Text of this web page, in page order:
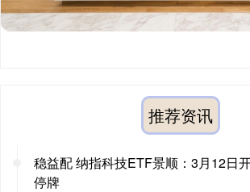
推荐资讯
稳益配 纳指科技ETF景顺：3月12日
停牌